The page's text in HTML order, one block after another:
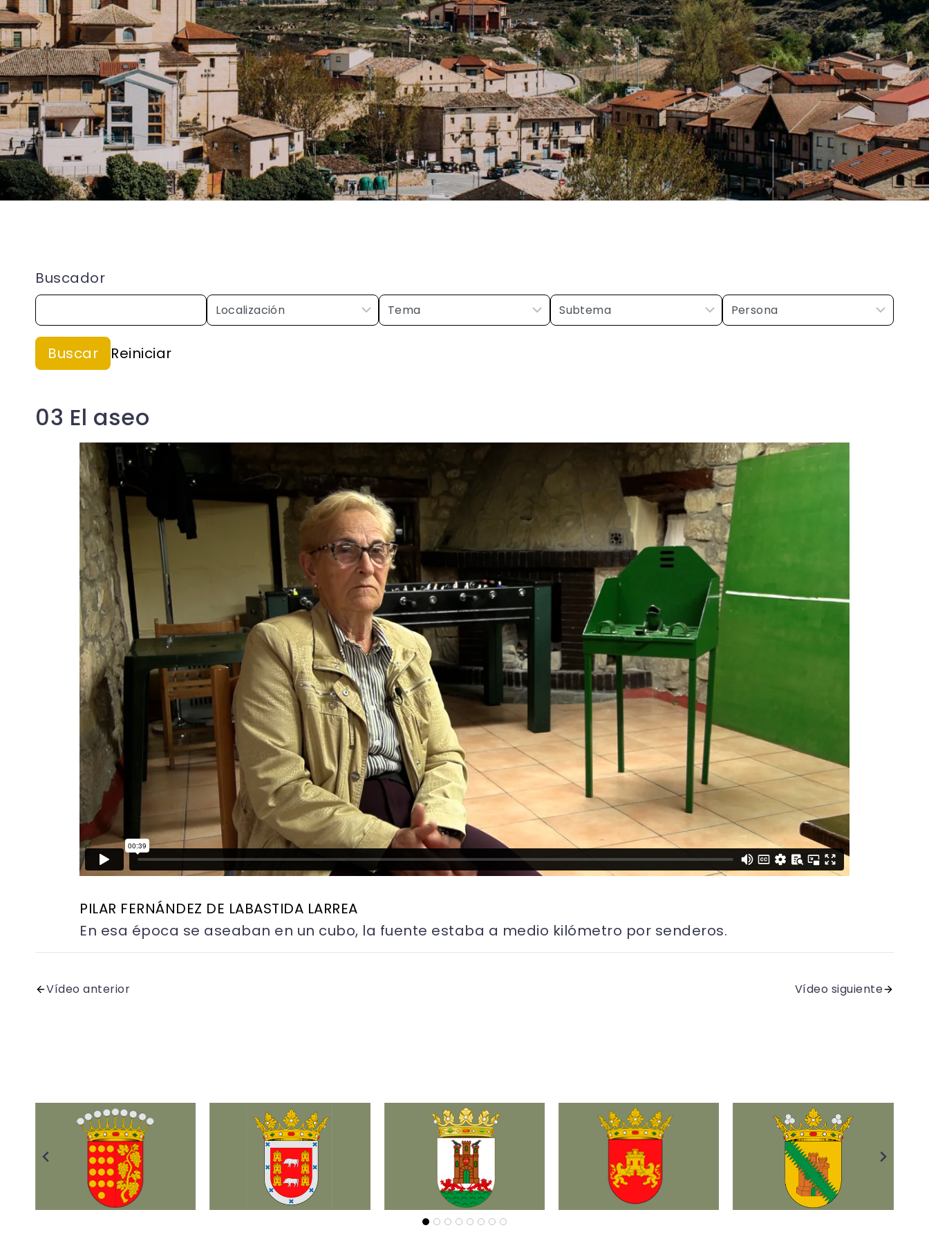
Buscador
03 El aseo
PILAR FERNÁNDEZ DE LABASTIDA LARREA
En esa época se aseaban en un cubo, la fuente estaba a medio kilómetro por senderos.
Vídeo anterior Vídeo siguiente